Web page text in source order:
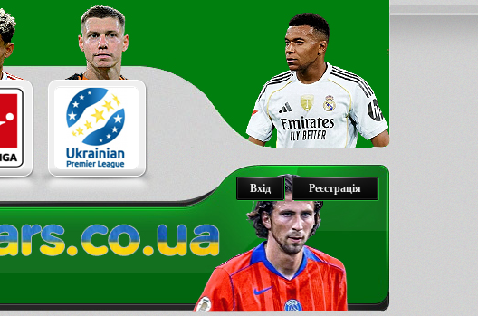
Реєстрація
Вхід